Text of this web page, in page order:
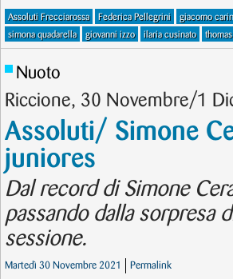
Assoluti Frecciarossa Federica Pellegrini giacomo
simona quadarella
giovanni izzo ilaria cusinato
Nuoto
Riccione, 30 Novembre/1
Assoluti/ Simone
juniores
Dal record di Simone
passando dalla sorpresa
sessione.
Martedì 30 Novembre 2021 Permalink